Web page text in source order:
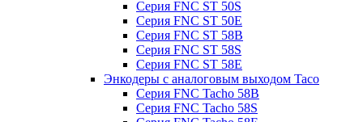
Серия FNC ST 50S
Серия FNC ST 50E
Серия FNC ST 58B
Серия FNC ST 58S
Серия FNC ST 58E
Энкодеры с аналоговым выходом Taco
Серия FNC Tacho 58B
Серия FNC Tacho 58S